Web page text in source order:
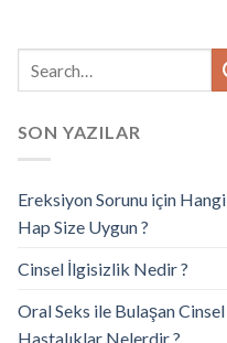
SON YAZILAR
Ereksiyon Sorunu için Hangi
Hap Size Uygun ?
Cinsel İlgisizlik Nedir ?
Oral Seks ile Bulaşan Cinsel
Hastalıklar Nelerdir ?